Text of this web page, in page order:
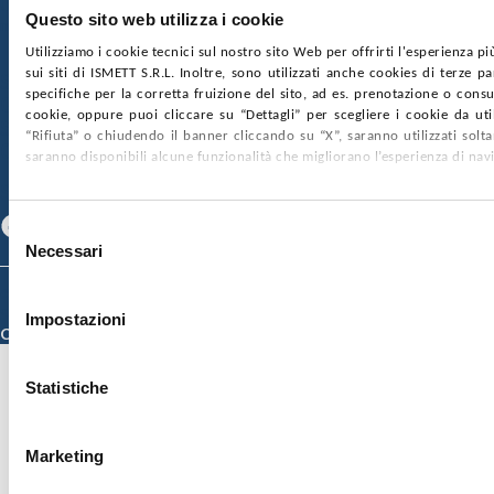
Questo sito web utilizza i cookie
Utilizziamo i cookie tecnici sul nostro sito Web per offrirti l'esperienza
sui siti di ISMETT S.R.L. Inoltre, sono utilizzati anche cookies di terze
specifiche per la corretta fruizione del sito, ad es. prenotazione o
cookie, oppure puoi cliccare su “Dettagli” per scegliere i cookie da
“Rifiuta” o chiudendo il banner cliccando su “X”, saranno utilizzati
saranno disponibili alcune funzionalità che migliorano l’esperienza di
Selezione
delNecessari
Impostazioni
Statistiche
Marketing
nr. REA PA-201818 P.I. 04544550827
SOCIETÀ TRASPARENTE WHISTLEBLOWING
GARE E CONTRATTIPRIVACYCOOKIE POLICY
SOSTIENICIMAPPA DEL SITOACCESSIBILITÀ
CONTATTI
Specializzazione)
Credits